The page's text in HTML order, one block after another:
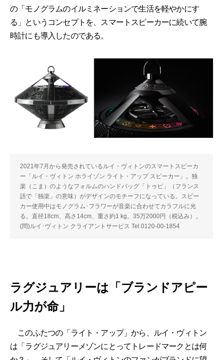
の「モノグラムのイルミネーションで生活を軽やかにす
る」というコンセプトを、スマートスピーカーに続いて腕
時計にも導入したのである。
2021年7月から発売されているルイ・ヴィトンのスマートスピーカ
ー「ルイ・ヴィトン ホライゾン ライト・アップ スピーカー」。独
楽（こま）のようなフォルムのハンドバッグ「トゥピ」（フランス
語で「独楽」の意味）がデザインのモチーフになっている。スピー
カー使用中はモノグラム･フラワーが音楽に合わせてカラフルに光
る。直径18cm、高さ14cm、重さ約1 kg。35万2000円（税込み）。
(問)ルイ･ヴィトン クライアントサービス Tel.0120-00-1854
ラグジュアリーは「ブランドアピー
ル力が命」
このふたつの「ライト・アップ」から、ルイ・ヴィトン
は「ラグジュアリーメゾンにとってトレードマークとは何